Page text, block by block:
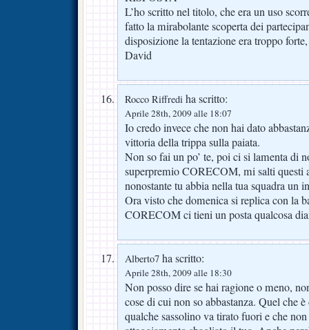
L’ho scritto nel titolo, che era un uso
fatto la mirabolante scoperta dei
disposizione la tentazione era troppo
David
Rocco Riffredi ha scritto:
Aprile 28th, 2009 alle 18:07
Io credo invece che non hai dato
vittoria della trippa sulla paiata.
Non so fai un po’ te, poi ci si lamenta di
superpremio CORECOM, mi salti questi
nonostante tu abbia nella tua squadra un
Ora visto che domenica si replica con la
CORECOM ci tieni un posta qualcosa
Alberto7 ha scritto:
Aprile 28th, 2009 alle 18:30
Non posso dire se hai ragione o meno,
cose di cui non so abbastanza. Quel che
qualche sassolino va tirato fuori e che